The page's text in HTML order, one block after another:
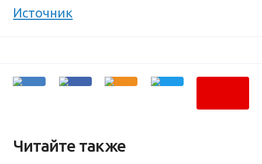
Источник
Читайте также